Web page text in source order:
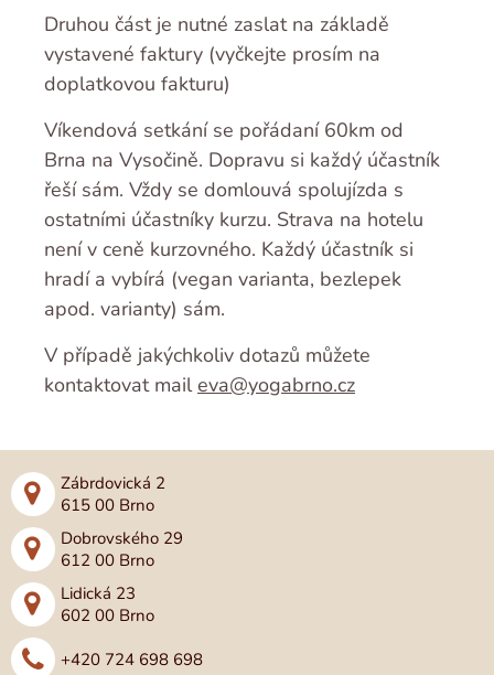
Druhou část je nutné zaslat na základě
vystavené faktury (vyčkejte prosím na
doplatkovou fakturu)
Víkendová setkání se pořádaní 60km od
Brna na Vysočině. Dopravu si každý účastník
řeší sám. Vždy se domlouvá spolujízda s
ostatními účastníky kurzu. Strava na hotelu
není v ceně kurzovného. Každý účastník si
hradí a vybírá (vegan varianta, bezlepek
apod. varianty) sám.
V případě jakýchkoliv dotazů můžete
kontaktovat maileva@yogabrno.cz
Zábrdovická 2
615 00 Brno
Dobrovského 29
612 00 Brno
Lidická 23
602 00 Brno
+420 724 698 698